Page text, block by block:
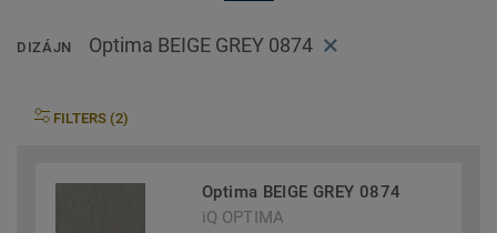
DIZÁJN Optima BEIGE GREY 0874
FILTERS (2)
Optima BEIGE GREY 0874
iQ OPTIMA